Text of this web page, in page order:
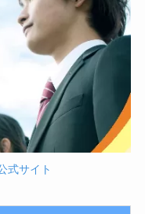
式サイト